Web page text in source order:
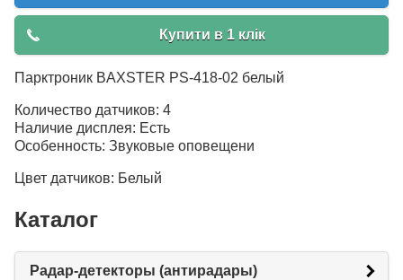
Купити в 1 клік
Парктроник BAXSTER PS-418-02 белый
Количество датчиков: 4
Наличие дисплея: Есть
Особенность: Звуковые оповещени
Цвет датчиков: Белый
Каталог
Радар-детекторы (антирадары)